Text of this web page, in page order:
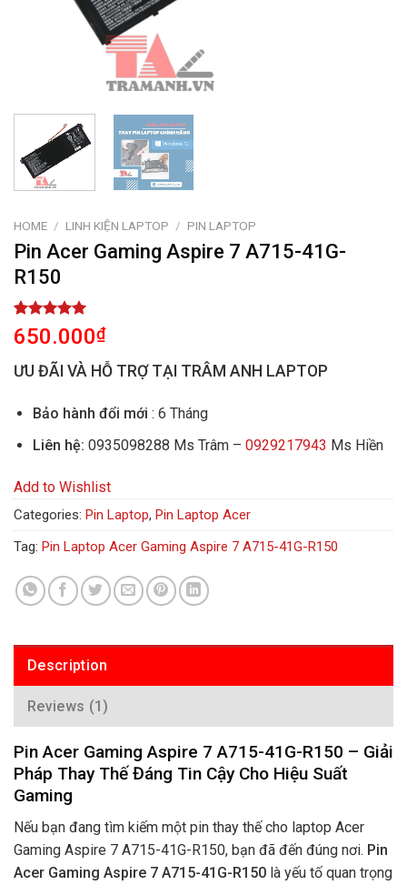
HOME / LINH KIỆN LAPTOP / PIN LAPTOP
Pin Acer Gaming Aspire 7 A715-41G-
R150
Rated
5.00
out of 5
based on
1
customer
650.000₫
ƯU ĐÃI VÀ HỖ TRỢ TẠI TRÂM ANH LAPTOP
Bảo hành đổi mới : 6 Tháng
Liên hệ: 0935098288 Ms Trâm – 0929217943 Ms Hiền
Add to Wishlist
Categories: Pin Laptop, Pin Laptop Acer
Tag: Pin Laptop Acer Gaming Aspire 7 A715-41G-R150
Description
Reviews (1)
Pin Acer Gaming Aspire 7 A715-41G-R150 – Giải
Pháp Thay Thế Đáng Tin Cậy Cho Hiệu Suất
Gaming
Nếu bạn đang tìm kiếm một pin thay thế cho laptop Acer
Gaming Aspire 7 A715-41G-R150, bạn đã đến đúng nơi. Pin
Acer Gaming Aspire 7 A715-41G-R150 là yếu tố quan trọng